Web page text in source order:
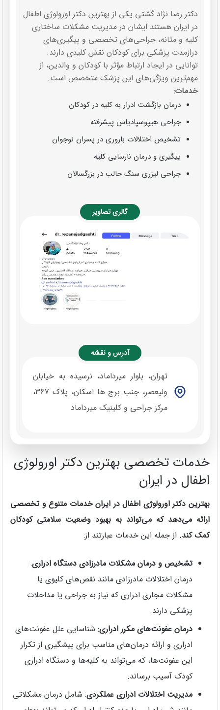
دکتر رضا نژاد گشتی یکی از بهترین دکتر اورولوژی اطفال
در ایران هستند ایشان در مدیریت مشکلات ساختاری
کلیه و مثانه، جراحی‌های تخصصی و پیگیری‌های
درازمدت پزشکی برای کودکان نقش کلیدی دارند.
توانایی در ایجاد ارتباط مؤثر با کودکان و والدین، از
مهم‌ترین ویژگی‌های این پزشک متخصص است.
خدمات:
درمان بازگشت ادرار به کلیه در کودکان
جراحی هیپوسپادیاس پیشرفته
تشخیص اختلالات باروری در پسران نوجوان
پیگیری و درمان نارسایی کلیه
جراحی لیزری سنگ حالب در بزرگسالان
گالری تصاویر
آدرس و نقشه
تهران، بلوار میرداماد، نرسیده به خیابان
ولیعصر، جنب برج ها اسکان، پلاک ۳۶۷،
مرکز جراحی و کلینیک میرداماد
خدمات تخصصی بهترین دکتر اورولوژی
اطفال در ایران
بهترین دکتر اورولوژی اطفال در ایران خدمات متنوع و تخصصی
ارائه می‌دهد که می‌تواند به بهبود وضعیت سلامتی کودکان
کمک کند. از جمله این خدمات عبارتند از:
تشخیص و درمان مشکلات مادرزادی دستگاه ادراری:
درمان اختلالات مادرزادی مانند نقص‌های کلیوی یا
مشکلات مجاری ادراری که نیاز به جراحی یا مداخلات
پزشکی دارند.
درمان عفونت‌های مکرر ادراری: شناسایی علل عفونت‌های
ادراری و ارائه درمان‌های مناسب برای پیشگیری از تکرار
این عفونت‌ها، که می‌تواند به کلیه‌ها و دستگاه ادراری
کودک آسیب برساند.
مدیریت اختلالات ادراری عملکردی: شامل درمان مشکلاتی